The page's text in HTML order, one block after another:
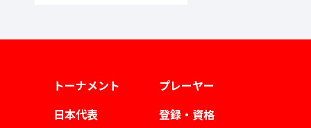
トーナメント
プレーヤー
日本代表
登録・資格